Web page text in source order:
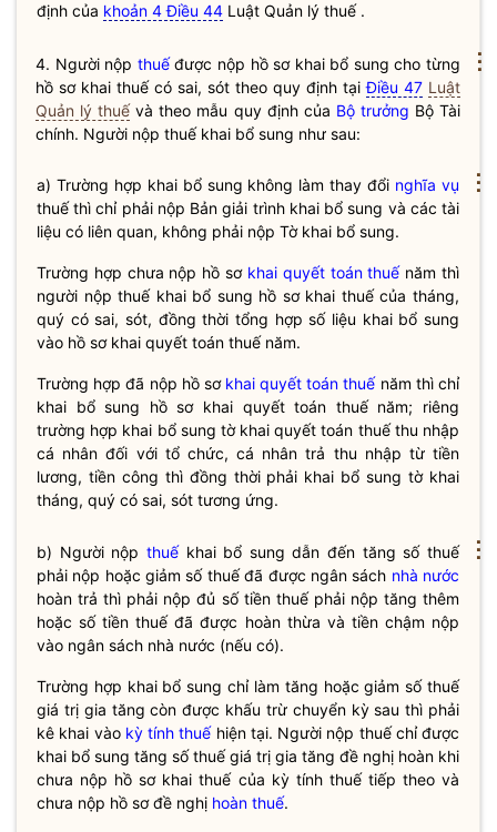
định của khoản 4 Điều 44 Luật Quản lý thuế .
4. Người nộp thuếđược nộp hồ sơ khai bổ sung cho từng
hồ sơ khai thuếcó sai, sót theo quy định tạiĐiều 47 Luật
Quản lý thuếvà theo mẫu quy định của Bộ trưởng Bộ Tài
chính. Người nộp thuếkhai bổ sung như sau:
a) Trường hợp khai bổ sung không làm thay đổi nghĩa vụ
thuế thì chỉ phải nộp Bản giải trình khai bổ sung và các tài
liệu có liên quan, không phải nộp Tờ khai bổ sung.
Trường hợp chưa nộp hồ sơ khai quyết toán thuếnăm thì
người nộp thuế khai bổ sung hồ sơ khai thuế của tháng,
quý có sai, sót, đồng thời tổng hợp số liệu khai bổ sung
vào hồ sơ khai quyết toán thuếnăm.
Trường hợp đã nộp hồ sơ khai quyết toán thuếnăm thì chỉ
khai bổ sung hồ sơ khai quyết toán thuếnăm; riêng
trường hợp khai bổ sung tờ khai quyết toán thuếthu nhập
cá nhân đối với tổ chức, cá nhân trả thu nhập từ tiền
lương, tiền công thì đồng thời phải khai bổ sung tờ khai
tháng, quý có sai, sót tương ứng.
b) Người nộp thuếkhai bổ sung dẫn đến tăng sốthuế
phải nộp hoặc giảm số thuếđã được ngân sách nhà nước
hoàn trả thì phải nộp đủ số tiền thuếphải nộp tăng thêm
hoặc số tiềnthuếđã được hoàn thừa và tiền chậm nộp
vào ngân sách nhà nước (nếu có).
Trường hợp khai bổ sung chỉ làm tăng hoặc giảm số thuế
giá trị gia tăng còn được khấu trừ chuyển kỳ sau thì phải
kê khai vào kỳ tính thuếhiện tại. Người nộp thuế chỉ được
khai bổ sung tăng số thuế giá trị gia tăng đề nghị hoàn khi
chưa nộp hồ sơ khai thuế của kỳ tính thuếtiếp theo và
chưa nộp hồ sơ đề nghị hoàn thuế.
⋮
⋮
⋮